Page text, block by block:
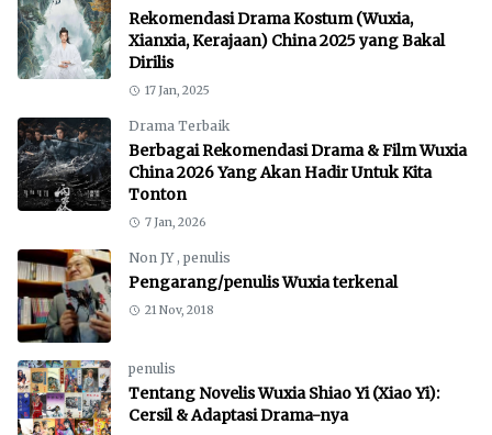
Rekomendasi Drama Kostum (Wuxia,
Xianxia, Kerajaan) China 2025 yang Bakal
Dirilis
17 Jan, 2025
Drama Terbaik
Berbagai Rekomendasi Drama & Film Wuxia
China 2026 Yang Akan Hadir Untuk Kita
Tonton
7 Jan, 2026
Non JY , penulis
Pengarang/penulis Wuxia terkenal
21 Nov, 2018
penulis
Tentang Novelis Wuxia Shiao Yi (Xiao Yi):
Cersil & Adaptasi Drama-nya